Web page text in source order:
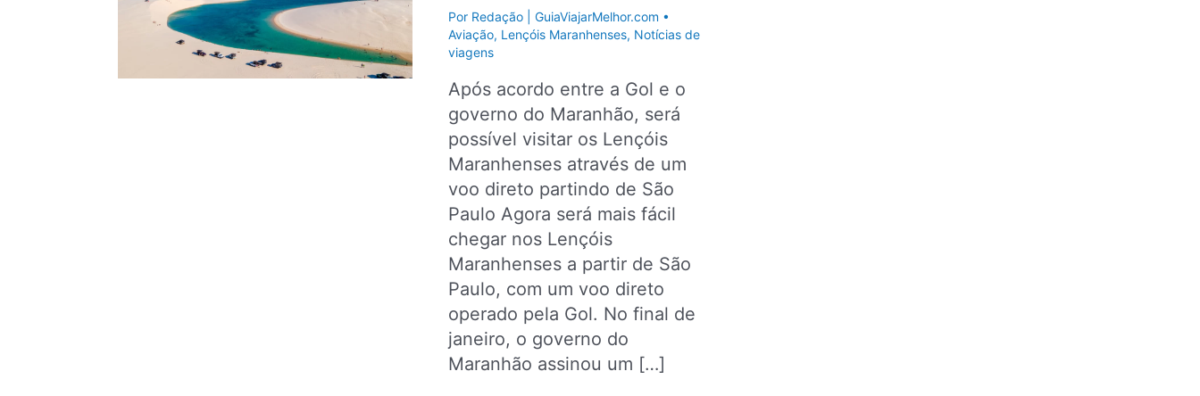
Por Redação | GuiaViajarMelhor.com •
Aviação, Lençóis Maranhenses, Notícias de
viagens
Após acordo entre a Gol e o
governo do Maranhão, será
possível visitar os Lençóis
Maranhenses através de um
voo direto partindo de São
Paulo Agora será mais fácil
chegar nos Lençóis
Maranhenses a partir de São
Paulo, com um voo direto
operado pela Gol. No final de
janeiro, o governo do
Maranhão assinou um […]